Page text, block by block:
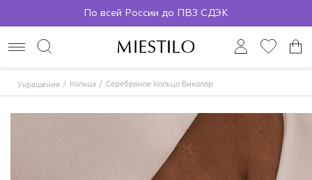
По всей России до ПВЗ СДЭК
Украшения Кольца Серебряное Кольцо Биколор